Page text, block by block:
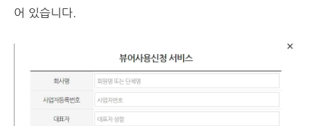
어 있습니다.